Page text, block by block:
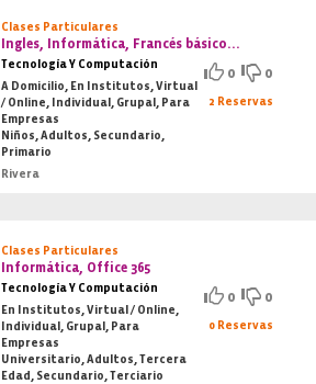
Clases Particulares
Ingles, Informática, Francés básico...
Tecnología Y Computación
A Domicilio, En Institutos, Virtual
/ Online, Individual, Grupal, Para
Empresas
Niños, Adultos, Secundario,
Primario
Rivera
0 0
2 Reservas
Clases Particulares
Informática, Office 365
Tecnología Y Computación
En Institutos, Virtual / Online,
Individual, Grupal, Para
Empresas
Universitario, Adultos, Tercera
Edad, Secundario, Terciario
0 0
0 Reservas